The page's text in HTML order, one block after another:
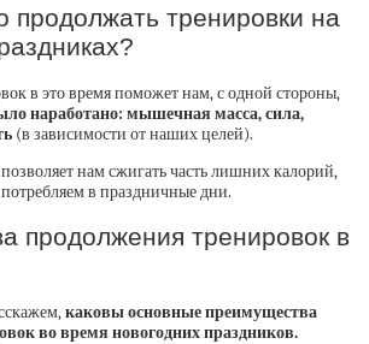
продолжать тренировки на
в это время поможет нам, с одной стороны,
наработано: мышечная масса, сила,
(в зависимости от наших целей).
нам сжигать часть лишних калорий,
в праздничные дни.
продолжения тренировок в
каковы основные преимущества
во время новогодних праздников.